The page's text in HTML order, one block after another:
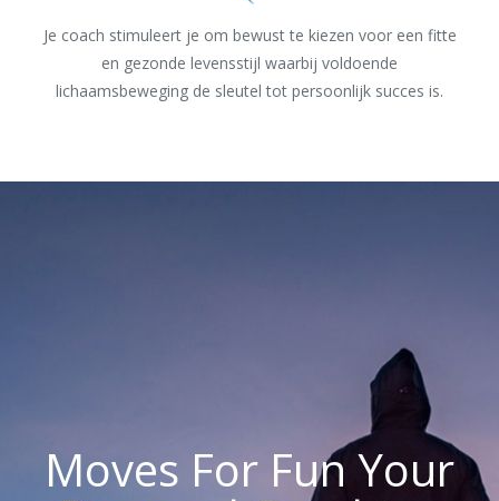
Je coach stimuleert je om bewust te kiezen voor een fitte
en gezonde levensstijl waarbij voldoende
lichaamsbeweging de sleutel tot persoonlijk succes is.
Moves For Fun Your